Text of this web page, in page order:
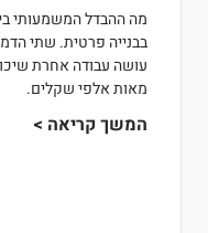
מה ההבדל המשמעותי
בבנייה פרטית. שתי
עושה עבודה אחרת
מאות אלפי שקלים.
המשך קריאה >